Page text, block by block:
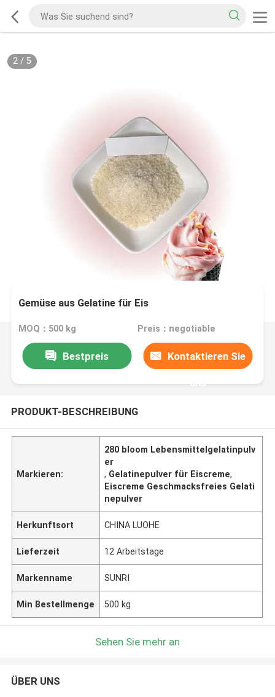
2/ 5
Gemüse aus Gelatine für Eis
MOQ：500 kg Preis：negotiable
Bestpreis Kontaktieren Sie
uns
PRODUKT-BESCHREIBUNG
Markieren:
280 bloom Lebensmittelgelatinpulv
er
, Gelatinepulver für Eiscreme,
Eiscreme Geschmacksfreies Gelati
nepulver
Herkunftsort CHINA LUOHE
Lieferzeit 12 Arbeitstage
Markenname SUNRI
Min Bestellmenge 500 kg
Sehen Sie mehr an
ÜBER UNS